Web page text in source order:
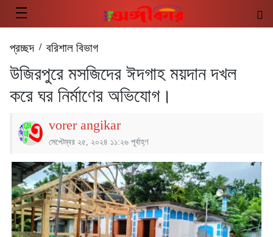
প্রচ্ছদ/ বরিশাল বিভাগ
উজিরপুরে মসজিদের ঈদগাহ ময়দান দখল
করে ঘর নির্মাণের অভিযোগ।
vorer angikar
সেপ্টেম্বর ২৫, ২০২৪ ১১:২৬ পূর্বাহ্ণ